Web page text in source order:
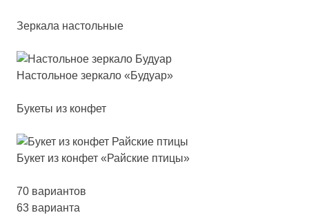
Зеркала настольные
Нас­толь­ное зер­ка­ло «Буду­ар»
Букеты из конфет
Букет из кон­фет «Рай­ские пти­цы»
70 вариантов
63 варианта